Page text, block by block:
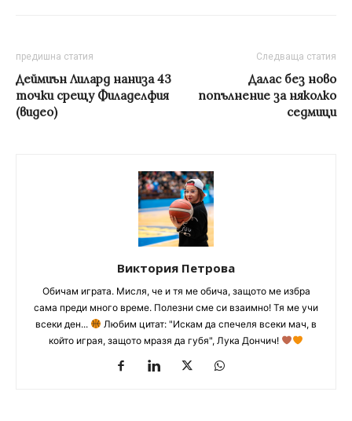
предишна статия
Деймиън Лилард наниза 43
точки срещу Филаделфия
(видео)
Следваща статия
Далас без ново
попълнение за няколко
седмици
Виктория Петрова
Обичам играта. Мисля, че и тя ме обича, защото ме избра
сама преди много време. Полезни сме си взаимно! Тя ме учи
всеки ден...
Любим цитат: "Искам да спечеля всеки мач, в
който играя, защото мразя да губя", Лука Дончич!